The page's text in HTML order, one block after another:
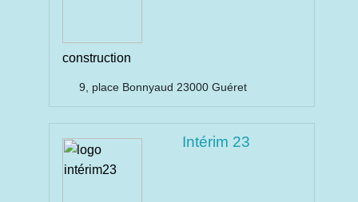
construction
9, place Bonnyaud 23000 Guéret
Intérim 23